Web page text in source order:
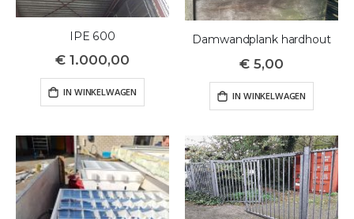
IPE 600
€ 1.000,00
IN WINKELWAGEN
Damwandplank hardhout
€ 5,00
IN WINKELWAGEN